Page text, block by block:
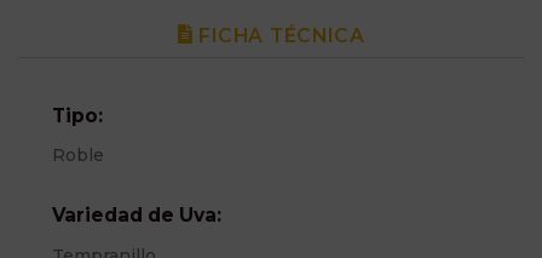
FICHA TÉCNICA
Tipo:
Roble
Variedad de Uva: